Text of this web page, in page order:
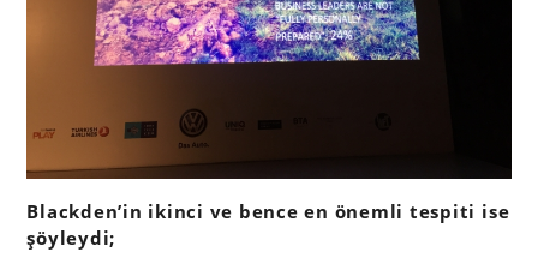
Blackden’in ikinci ve bence en önemli tespiti ise
şöyleydi;